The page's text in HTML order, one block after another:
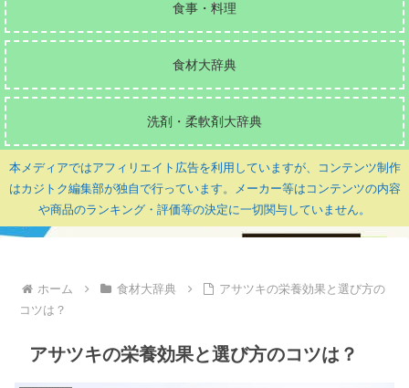
食事・料理
食材大辞典
洗剤・柔軟剤大辞典
本メディアではアフィリエイト広告を利用していますが、コンテンツ制作
はカジトク編集部が独自で行っています。メーカー等はコンテンツの内容
や商品のランキング・評価等の決定に一切関与していません。
ホーム 食材大辞典
アサツキの栄養効果と選び方の
コツは？
アサツキの栄養効果と選び方のコツは？